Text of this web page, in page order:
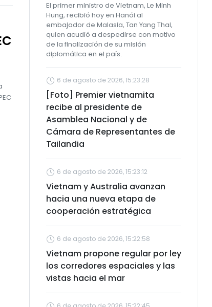
El primer ministro de Vietnam, Le Minh
Hung, recibió hoy en Hanói al
embajador de Malasia, Tan Yang Thai,
quien acudió a despedirse con motivo
de la finalización de su misión
diplomática en el país.
6 de agosto de 2026, 15:23:28
[Foto] Premier vietnamita
recibe al presidente de
Asamblea Nacional y de
Cámara de Representantes de
Tailandia
6 de agosto de 2026, 15:23:12
Vietnam y Australia avanzan
hacia una nueva etapa de
cooperación estratégica
6 de agosto de 2026, 15:22:58
Vietnam propone regular por ley
los corredores espaciales y las
vistas hacia el mar